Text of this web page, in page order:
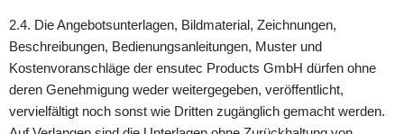
2.4. Die Angebotsunterlagen, Bildmaterial, Zeichnungen,
Beschreibungen, Bedienungsanleitungen, Muster und
Kostenvoranschläge der ensutec Products GmbH dürfen ohne
deren Genehmigung weder weitergegeben, veröffentlicht,
vervielfältigt noch sonst wie Dritten zugänglich gemacht werden.